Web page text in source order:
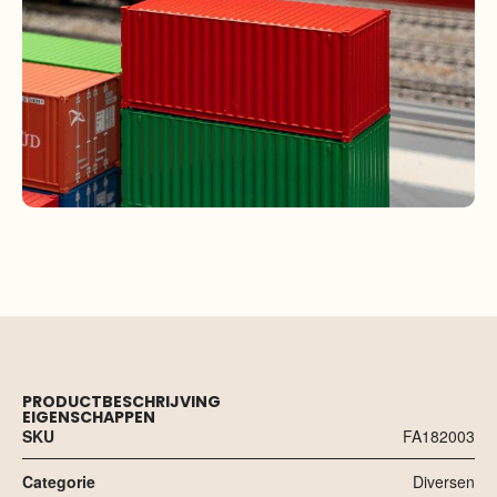
PRODUCTBESCHRIJVING
EIGENSCHAPPEN
SKU
FA182003
Categorie Diversen